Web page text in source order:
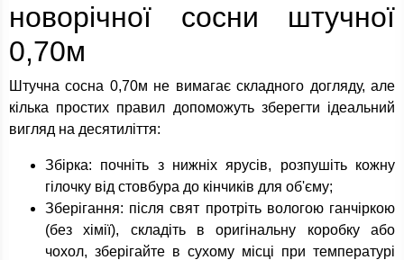
новорічної сосни штучної
0,70м
Штучна сосна 0,70м не вимагає складного догляду, але
кілька простих правил допоможуть зберегти ідеальний
вигляд на десятиліття:
Збірка: почніть з нижніх ярусів, розпушіть кожну
гілочку від стовбура до кінчиків для об'єму;
Зберігання: після свят протріть вологою ганчіркою
(без хімії), складіть в оригінальну коробку або
чохол, зберігайте в сухому місці при температурі